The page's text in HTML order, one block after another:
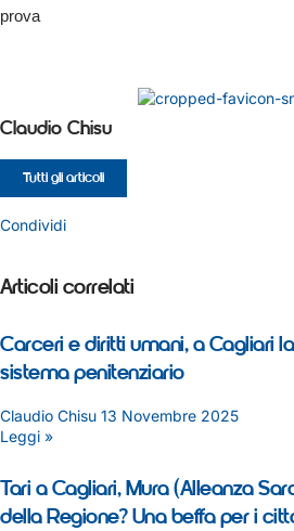
prova
Claudio Chisu
Tutti gli articoli
Condividi
Articoli correlati
Carceri e diritti umani, a Cagliari
sistema penitenziario
Claudio Chisu 13 Novembre 2025
Leggi »
Tari a Cagliari, Mura (Alleanza
della Regione? Una beffa per i